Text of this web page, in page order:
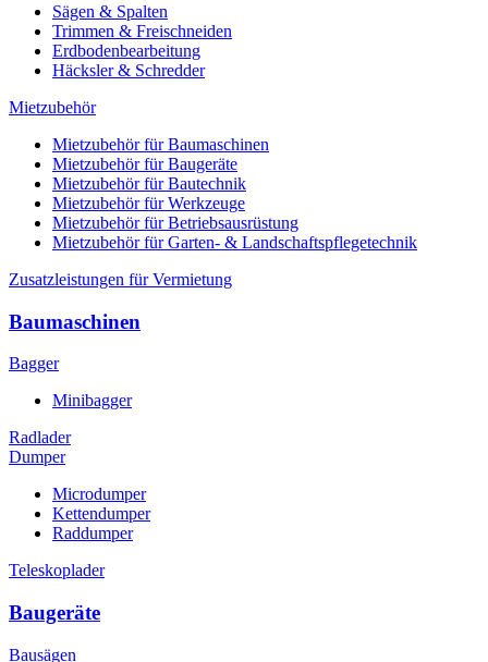
Sägen & Spalten
Trimmen & Freischneiden
Erdbodenbearbeitung
Häcksler & Schredder
Mietzubehör
Mietzubehör für Baumaschinen
Mietzubehör für Baugeräte
Mietzubehör für Bautechnik
Mietzubehör für Werkzeuge
Mietzubehör für Betriebsausrüstung
Mietzubehör für Garten- & Landschaftspflegetechnik
Zusatzleistungen für Vermietung
Baumaschinen
Bagger
Minibagger
Radlader
Dumper
Microdumper
Kettendumper
Raddumper
Teleskoplader
Baugeräte
Bausägen